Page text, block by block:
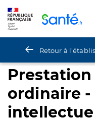
Retour à
ordinaire